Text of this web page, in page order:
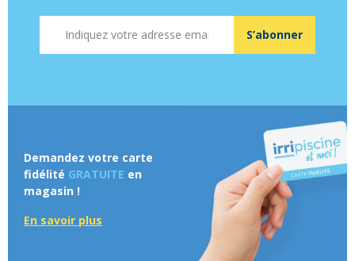
S’abonner
Demandez votre carte
fidélité GRATUITE en
magasin !
En savoir plus